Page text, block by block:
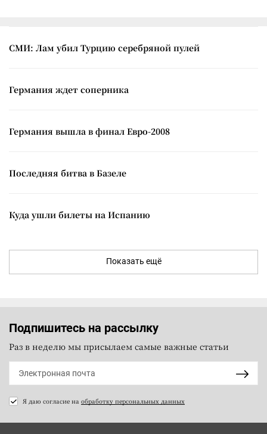
СМИ: Лам убил Турцию серебряной пулей
Германия ждет соперника
Германия вышла в финал Евро-2008
Последняя битва в Базеле
Куда ушли билеты на Испанию
Показать ещё
Подпишитесь на рассылку
Раз в неделю мы присылаем самые важные статьи
Я даю согласие на обработку персональных данных